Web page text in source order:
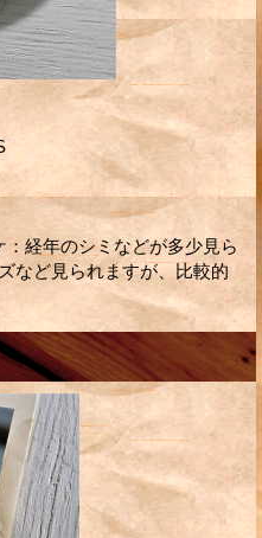
年のシミなどが多少見ら
など見られますが、比較的